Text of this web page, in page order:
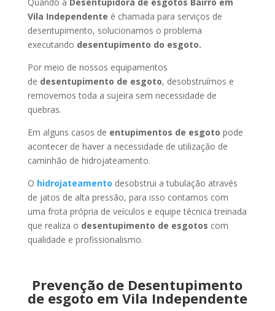
Vila Independente é chamada para serviços de
desentupimento, solucionamos o problema
executando desentupimento do esgoto.
Por meio de nossos equipamentos
de desentupimento de esgoto, desobstruímos e
removemos toda a sujeira sem necessidade de
quebras.
Em alguns casos de entupimentos de esgoto pode
acontecer de haver a necessidade de utilização de
caminhão de hidrojateamento.
O hidrojateamento desobstrui a tubulação através
de jatos de alta pressão, para isso contamos com
uma frota própria de veículos e equipe técnica treinada
que realiza o desentupimento de esgotos com
qualidade e profissionalismo.
Prevenção de Desentupimento
de esgoto em Vila Independente